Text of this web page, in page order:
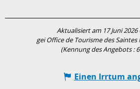
Aktualisiert am 17 Juni 2026
gei Office de Tourisme des Saintes
(Kennung des Angebots :
Einen Irrtum